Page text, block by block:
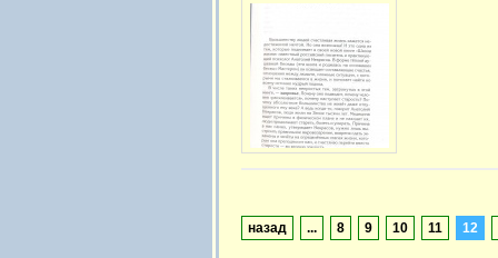
назад ... 8 9 10 11 12